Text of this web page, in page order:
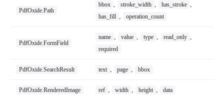
PdfOxide.Path
bbox , stroke_width , has_stroke ,
has_fill , operation_count
PdfOxide.FormField
name , value , type , read_only ,
required
PdfOxide.SearchResult text , page , bbox
PdfOxide.RenderedImage ref , width , height , data